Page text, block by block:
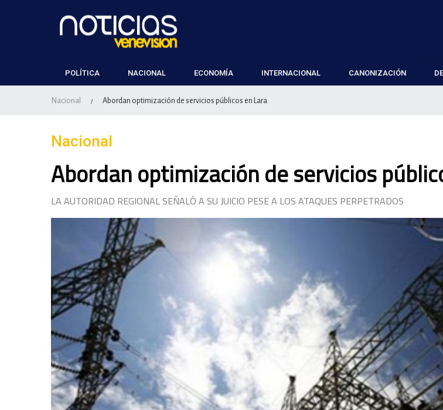
POLÍTICA NACIONAL ECONOMÍA INTERNACIONAL CANONIZACIÓN
Nacional / Abordan optimización de servicios públicos en Lara
Nacional
Abordan optimización de servicios
LA AUTORIDAD REGIONAL SEÑALÓ A SU JUICIO PESE A LOS ATAQUES PERPETRADOS